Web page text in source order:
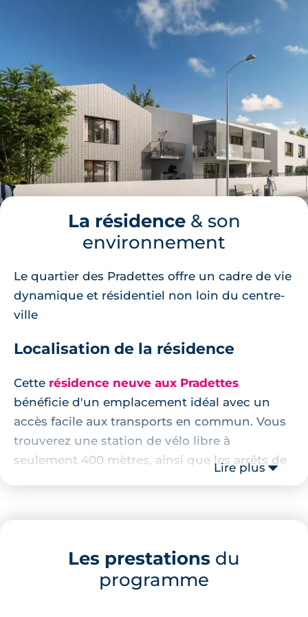
La résidence& son
environnement
Le quartier des Pradettes offre un cadre de vie
dynamique et résidentiel non loin du centre-
ville
Localisation de la résidence
Cette résidence neuve aux Pradettes
bénéficie d'un emplacement idéal avec un
accès facile aux transports en commun. Vous
trouverez une station de vélo libre à
seulement 400 mètres, ainsi que les arrêts de
bus des lignes 18, 46 et 87 à 450 mètres de la
(ligne A) est également accessible en
Vous trouverez à proximité de la résidence de
nombreux services, tels que le parc des
Lire plus
Les prestations du
programme